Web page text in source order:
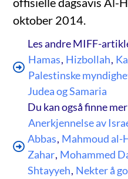
oktober 2014.
Les andre MIFF-
Hamas, Hizbollah,
Palestinske
Judea og Samaria
Du kan også finne
Anerkjennelse av
Abbas, Mahmoud al-
Zahar, Mohammed
Shtayyeh, Nekter å